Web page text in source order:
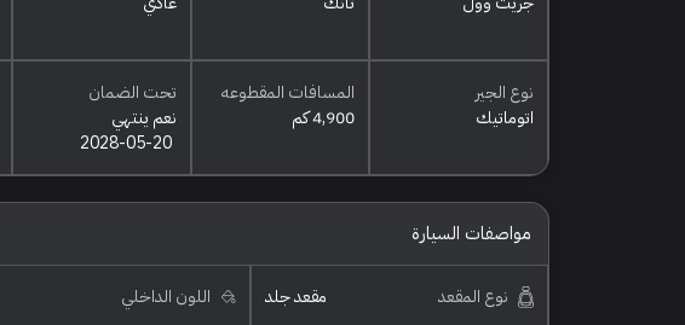
نوع الجير
اتوماتيك
المسافات المقطوعه
4,900 كم
تحت الضمان
نعم ينتهي
2028-05-20
مواصفات السيارة
نوع المقعد مقعد جلد اللون الداخلي